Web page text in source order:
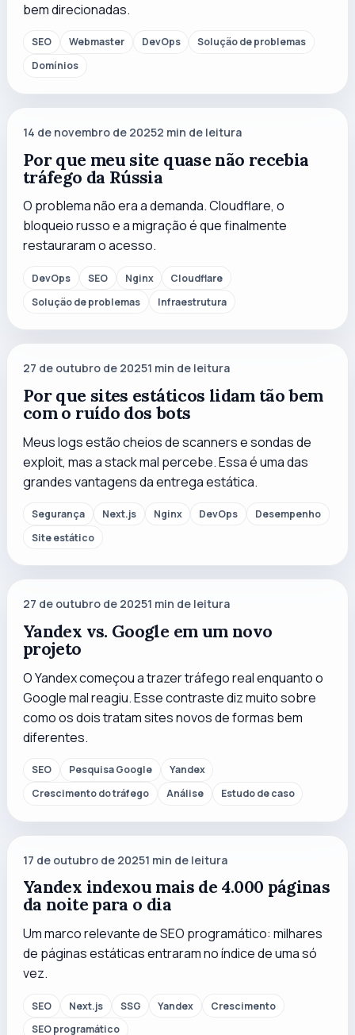
bem direcionadas.
SEO Webmaster DevOps
Solução de problemas
Domínios
14 de novembro de 20252 min de leitura
Por que meu site quase não recebia
tráfego da Rússia
O problema não era a demanda. Cloudflare, o
bloqueio russo e a migração é que finalmente
restauraram o acesso.
DevOps SEO Nginx
Cloudflare
Solução de problemas
Infraestrutura
27 de outubro de 20251 min de leitura
Por que sites estáticos lidam tão bem
com o ruído dos bots
Meus logs estão cheios de scanners e sondas de
exploit, mas a stack mal percebe. Essa é uma das
grandes vantagens da entrega estática.
Segurança Next.js Nginx DevOps
Desempenho
Site estático
27 de outubro de 20251 min de leitura
Yandex vs. Google em um novo
projeto
O Yandex começou a trazer tráfego real enquanto o
Google mal reagiu. Esse contraste diz muito sobre
como os dois tratam sites novos de formas bem
diferentes.
SEO Pesquisa Google
Yandex
Crescimento do tráfego
Análise Estudo de caso
17 de outubro de 20251 min de leitura
Yandex indexou mais de 4.000 páginas
da noite para o dia
Um marco relevante de SEO programático: milhares
de páginas estáticas entraram no índice de uma só
vez.
SEO Next.js SSG Yandex
Crescimento
SEO programático